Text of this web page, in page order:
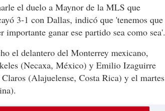
el duelo a Maynor de la MLS que
3-1 con Dallas, indicó que 'tenemos que
ganar ese partido sea como sea'.
el delantero del Monterrey mexicano,
(Necaxa, México) y Emilio Izaguirre
(Alajuelense, Costa Rica) y el martes